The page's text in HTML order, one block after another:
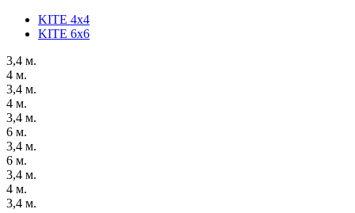
KITE 4x4
KITE 6x6
3,4 м.
4 м.
3,4 м.
4 м.
3,4 м.
6 м.
3,4 м.
6 м.
3,4 м.
4 м.
3,4 м.